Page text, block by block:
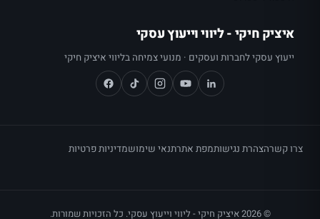
חיקי - ליווי וייעוץ עסקי
עסקי לחברות ועסקים · מנועי צמיחה בליווי איציק חיקי
קשרהצהרת נגישותמפת אתרתנאי שימושמדיניות פרטיות